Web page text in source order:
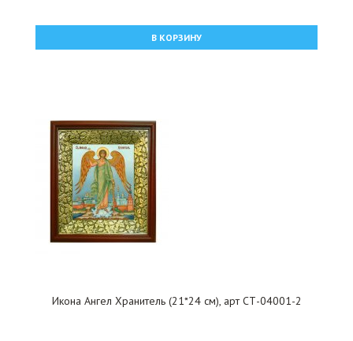
В КОРЗИНУ
Икона Ангел Хранитель (21*24 см), арт СТ-04001-2